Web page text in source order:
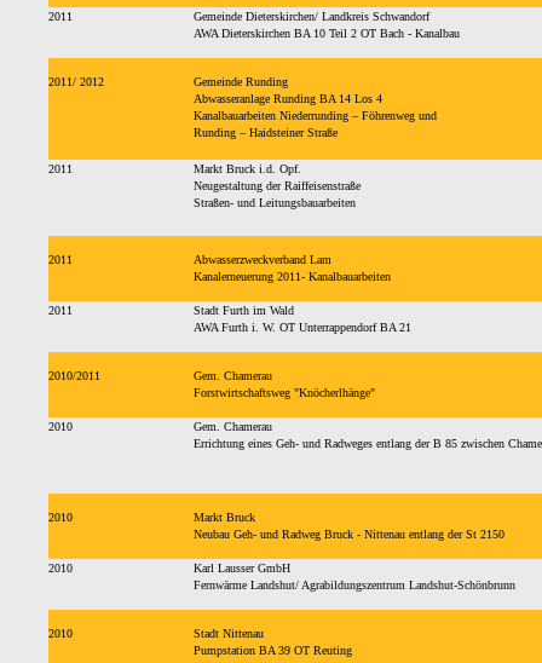
2011
Gemeinde Dieterskirchen/ Landkreis Schwandorf
AWA Dieterskirchen BA 10 Teil 2 OT Bach - Kanalbau
2011/ 2012
Gemeinde Runding
Abwasseranlage Runding BA 14 Los 4
Kanalbauarbeiten Niederrunding – Föhrenweg und
Runding – Haidsteiner Straße
2011
Markt Bruck i.d. Opf.
Neugestaltung der Raiffeisenstraße
Straßen- und Leitungsbauarbeiten
2011
Abwasserzweckverband Lam
Kanalerneuerung 2011- Kanalbauarbeiten
2011
Stadt Furth im Wald
AWA Furth i. W. OT Unterrappendorf BA 21
2010/2011
Gem. Chamerau
Forstwirtschaftsweg "Knöcherlhänge"
2010
Gem. Chamerau
Errichtung eines Geh- und Radweges entlang der B 85 zwischen
2010
Markt Bruck
Neubau Geh- und Radweg Bruck - Nittenau entlang der St 2150
2010
Karl Lausser GmbH
Fernwärme Landshut/ Agrabildungszentrum Landshut-Schönbrunn
2010
Stadt Nittenau
Pumpstation BA 39 OT Reuting